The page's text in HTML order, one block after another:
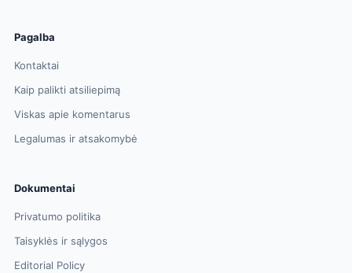
Pagalba
Kontaktai
Kaip palikti atsiliepimą
Viskas apie komentarus
Legalumas ir atsakomybė
Dokumentai
Privatumo politika
Taisyklės ir sąlygos
Editorial Policy